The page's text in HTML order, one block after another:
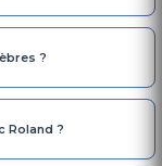
?
Roland ?